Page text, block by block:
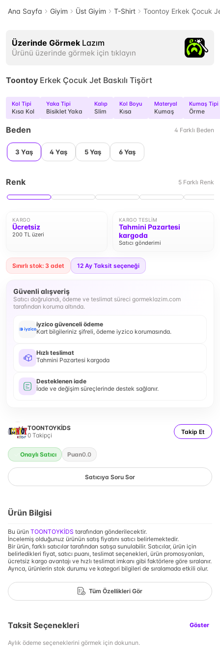
Ana Sayfa Giyim Üst Giyim T-Shirt Toontoy Erkek Çocuk
Üzerinde Görmek Lazım
Ürünü üzerinde görmek için tıklayın
Toontoy Erkek Çocuk Jet Baskılı Tişört
Kol Tipi
Kısa Kol
Yaka Tipi
Bisiklet Yaka
Kalıp
Slim
Kol Boyu
Kısa
Materyal
Kumaş
Kumaş Tipi
Örme
Beden 4 Farklı Beden
3 Yaş 4 Yaş 5 Yaş 6 Yaş
Renk 5 Farklı Renk
KARGO
Ücretsiz
200 TL üzeri
KARGO TESLIM
Tahmini Pazartesi
kargoda
Satıcı gönderimi
Sınırlı stok: 3 adet 12 Ay Taksit seçeneği
Güvenli alışveriş
Satıcı doğrulandı, ödeme ve teslimat süreci gormeklazim.com
tarafından koruma altında.
iyzico güvenceli ödeme
Kart bilgileriniz şifreli, ödeme iyzico korumasında.
Hızlı teslimat
Tahmini Pazartesi kargoda
Desteklenen iade
İade ve değişim süreçlerinde destek sağlanır.
TOONTOYKİDS
0 Takipçi Takip Et
Onaylı Satıcı Puan0.0
Satıcıya Soru Sor
Ürün Bilgisi
Bu ürün TOONTOYKİDS tarafından gönderilecektir.
İncelemiş olduğunuz ürünün satış fiyatını satıcı belirlemektedir.
Bir ürün, farklı satıcılar tarafından satışa sunulabilir. Satıcılar, ürün için
belirledikleri fiyat, satıcı puanı, teslimat seçenekleri, ürün promosyonları,
ücretsiz kargo avantajı ve hızlı teslimat imkanı gibi faktörlere göre sıralanır.
Ayrıca, ürünlerin stok durumu ve kategori bilgileri de sıralamada etkili olur.
Tüm Özellikleri Gör
Taksit Seçenekleri Göster
Aylık ödeme seçeneklerini görmek için dokunun.